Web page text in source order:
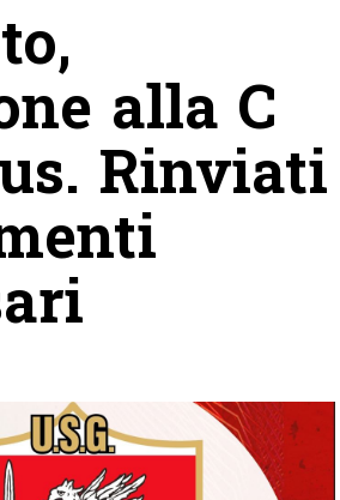
alla C
Rinviati